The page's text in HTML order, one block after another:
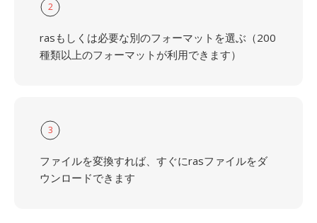
2
rasもしくは必要な別のフォーマットを選ぶ（200
種類以上のフォーマットが利用できます）
3
ファイルを変換すれば、すぐにrasファイルをダ
ウンロードできます